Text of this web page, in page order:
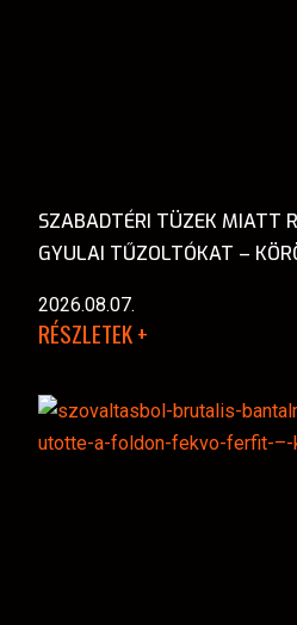
SZABADTÉRI TÜZEK MIATT
GYULAI TŰZOLTÓKAT –
2026.08.07.
RÉSZLETEK +